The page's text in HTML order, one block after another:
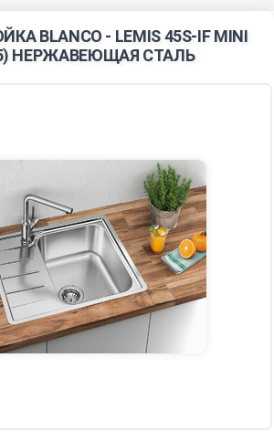
BLANCO - LEMIS 45S-IF MINI
НЕРЖАВЕЮЩАЯ СТАЛЬ